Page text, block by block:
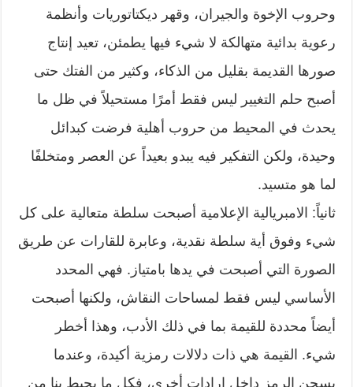
وحروب الإخوة والجيران، وقهر ديكتاتوريات وأنظمة
رعوية بدائية متهالكة لا شيء فيها يطمئن، تعيد إنتاج
صورها القديمة بقليل من الذكاء، وكثير من الفتك حتى
أصبح حلم التغيير ليس فقط أمرًا مستحيلاً في ظل ما
يحدث في المحيط من حروب أهلية فرضت كبدائل
وحيدة، ولكن التفكير فيه يبدو بعيداً عن العصر ومتخلفًا
لما هو متسيد.
ثانياً: الامبريالية الإعلامية أصبحت سلطة متعالية على كل
شيء وفوق أية سلطة نقدية، وعابرة للقارات عن طريق
الصورة التي أصبحت في يدها بامتياز. فهي المحدد
الأساسي ليس فقط لمساحات النقاش، ولكنها أصبحت
أيضاً محددة للقيمة بما في ذلك الأدب، وهذا أخطر
شيء. القيمة هي ذات دلالات رمزية أكيدة، وعندما
يسجن الرمز داخل إرادات أخرى، فكل ما يحيط بنا من